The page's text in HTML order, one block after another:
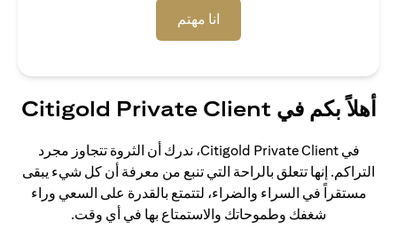
انا مهتم
أهلاً بكم في Citigold Private Client
في Citigold Private Client، ندرك أن الثروة تتجاوز مجرد
التراكم. إنها تتعلق بالراحة التي تنبع من معرفة أن كل شيء يبقى
مستقراً في السراء والضراء، لتتمتع بالقدرة على السعي وراء
شغفك وطموحاتك والاستمتاع بها في أي وقت.